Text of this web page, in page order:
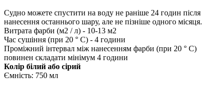
Судно можете спустити на воду не раніше 24 годин після
нанесення останнього шару, але не пізніше одного місяця.
Витрата фарби (м2 / л) - 10-13 м2
Час сушіння (при 20 ° С) - 4 години
Проміжний інтервал між нанесенням фарби (при 20 ° С)
повинен складати мінімум 4 години
Колір білий або сірий
Ємність: 750 мл